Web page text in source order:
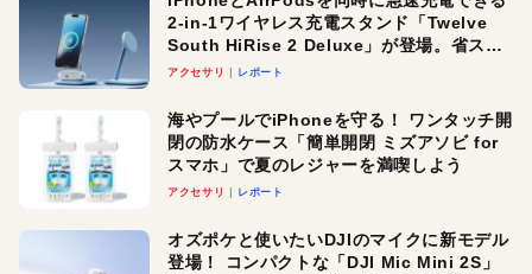
2-in-1ワイヤレス充電スタンド「Twelve
South HiRise 2 Deluxe」が登場。省スペ
ースでおしゃれに充電したい人にオスス
アクセサリ レポート
海やプールでiPhoneを守る！ ワンタッチ開
閉の防水ケース「簡単開閉 ミズアソビ for
スマホ」で夏のレジャーを満喫しよう
アクセサリ レポート
オズポケと使いたいDJIのマイクに新モデル
登場！ コンパクトな「DJI Mic Mini 2S」